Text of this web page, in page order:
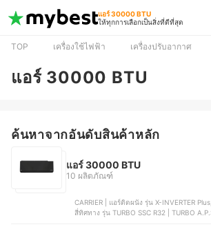
แอร์ 30000 BTU
ให้ทุกการเลือกเป็นสิ่งที่ดีที่สุด
TOP เครื่องใช้ไฟฟ้า เครื่องปรับอากาศ
แอร์ 30000 BTU
ค้นหาจากอันดับสินค้าหลัก
แอร์ 30000 BTU
10 ผลิตภัณฑ์
CARRIER | แอร์ติดผนัง รุ่น X-INVERTER Plus, SAIJO DENKI | แอร์ฝังฝ้า
สี่ทิศทาง รุ่น TURBO SSC R32 | TURBO